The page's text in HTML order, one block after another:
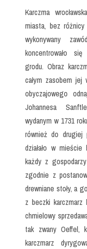
Karczma
miasta, bez
wykonywany
koncentrowało
grodu. Obraz
całym zasobem jej
obyczajowego
Johannesa
wydanym w 1731
również do drugiej
działało w
każdy z
zgodnie z
drewniane stoły, a
z beczki
chmielowy
tak zwany Oeffel,
karczmarz